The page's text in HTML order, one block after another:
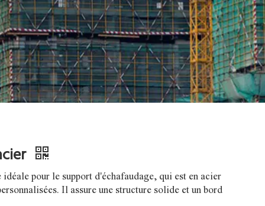
pour le support d'échafaudage, qui est en acier
Il assure une structure solide et un bord